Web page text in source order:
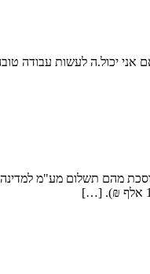
יכול.ה לעשות עבודה
מהם תשלום מע"מ